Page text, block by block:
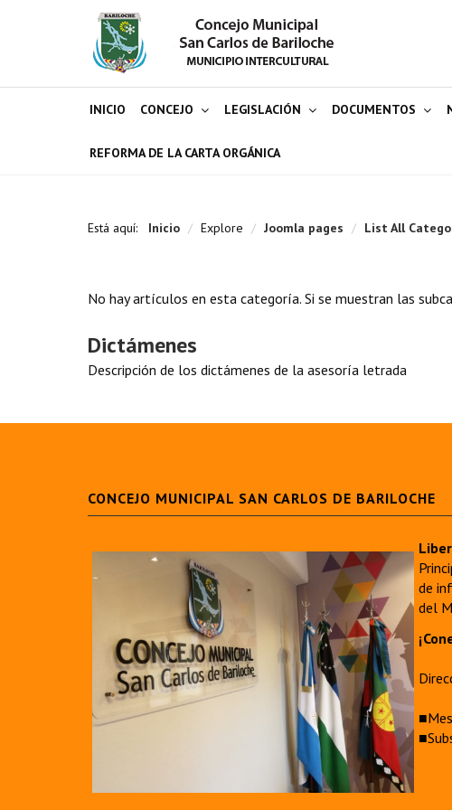
INICIO CONCEJO LEGISLACIÓN DOCUMENTOS
REFORMA DE LA CARTA ORGÁNICA
Está aquí: Inicio / Explore / Joomla pages / List All
No hay artículos en esta categoría. Si se muestran las
Dictámenes
Descripción de los dictámenes de la asesoría letrada
CONCEJO MUNICIPAL SAN CARLOS DE BARILOCHE
de
del